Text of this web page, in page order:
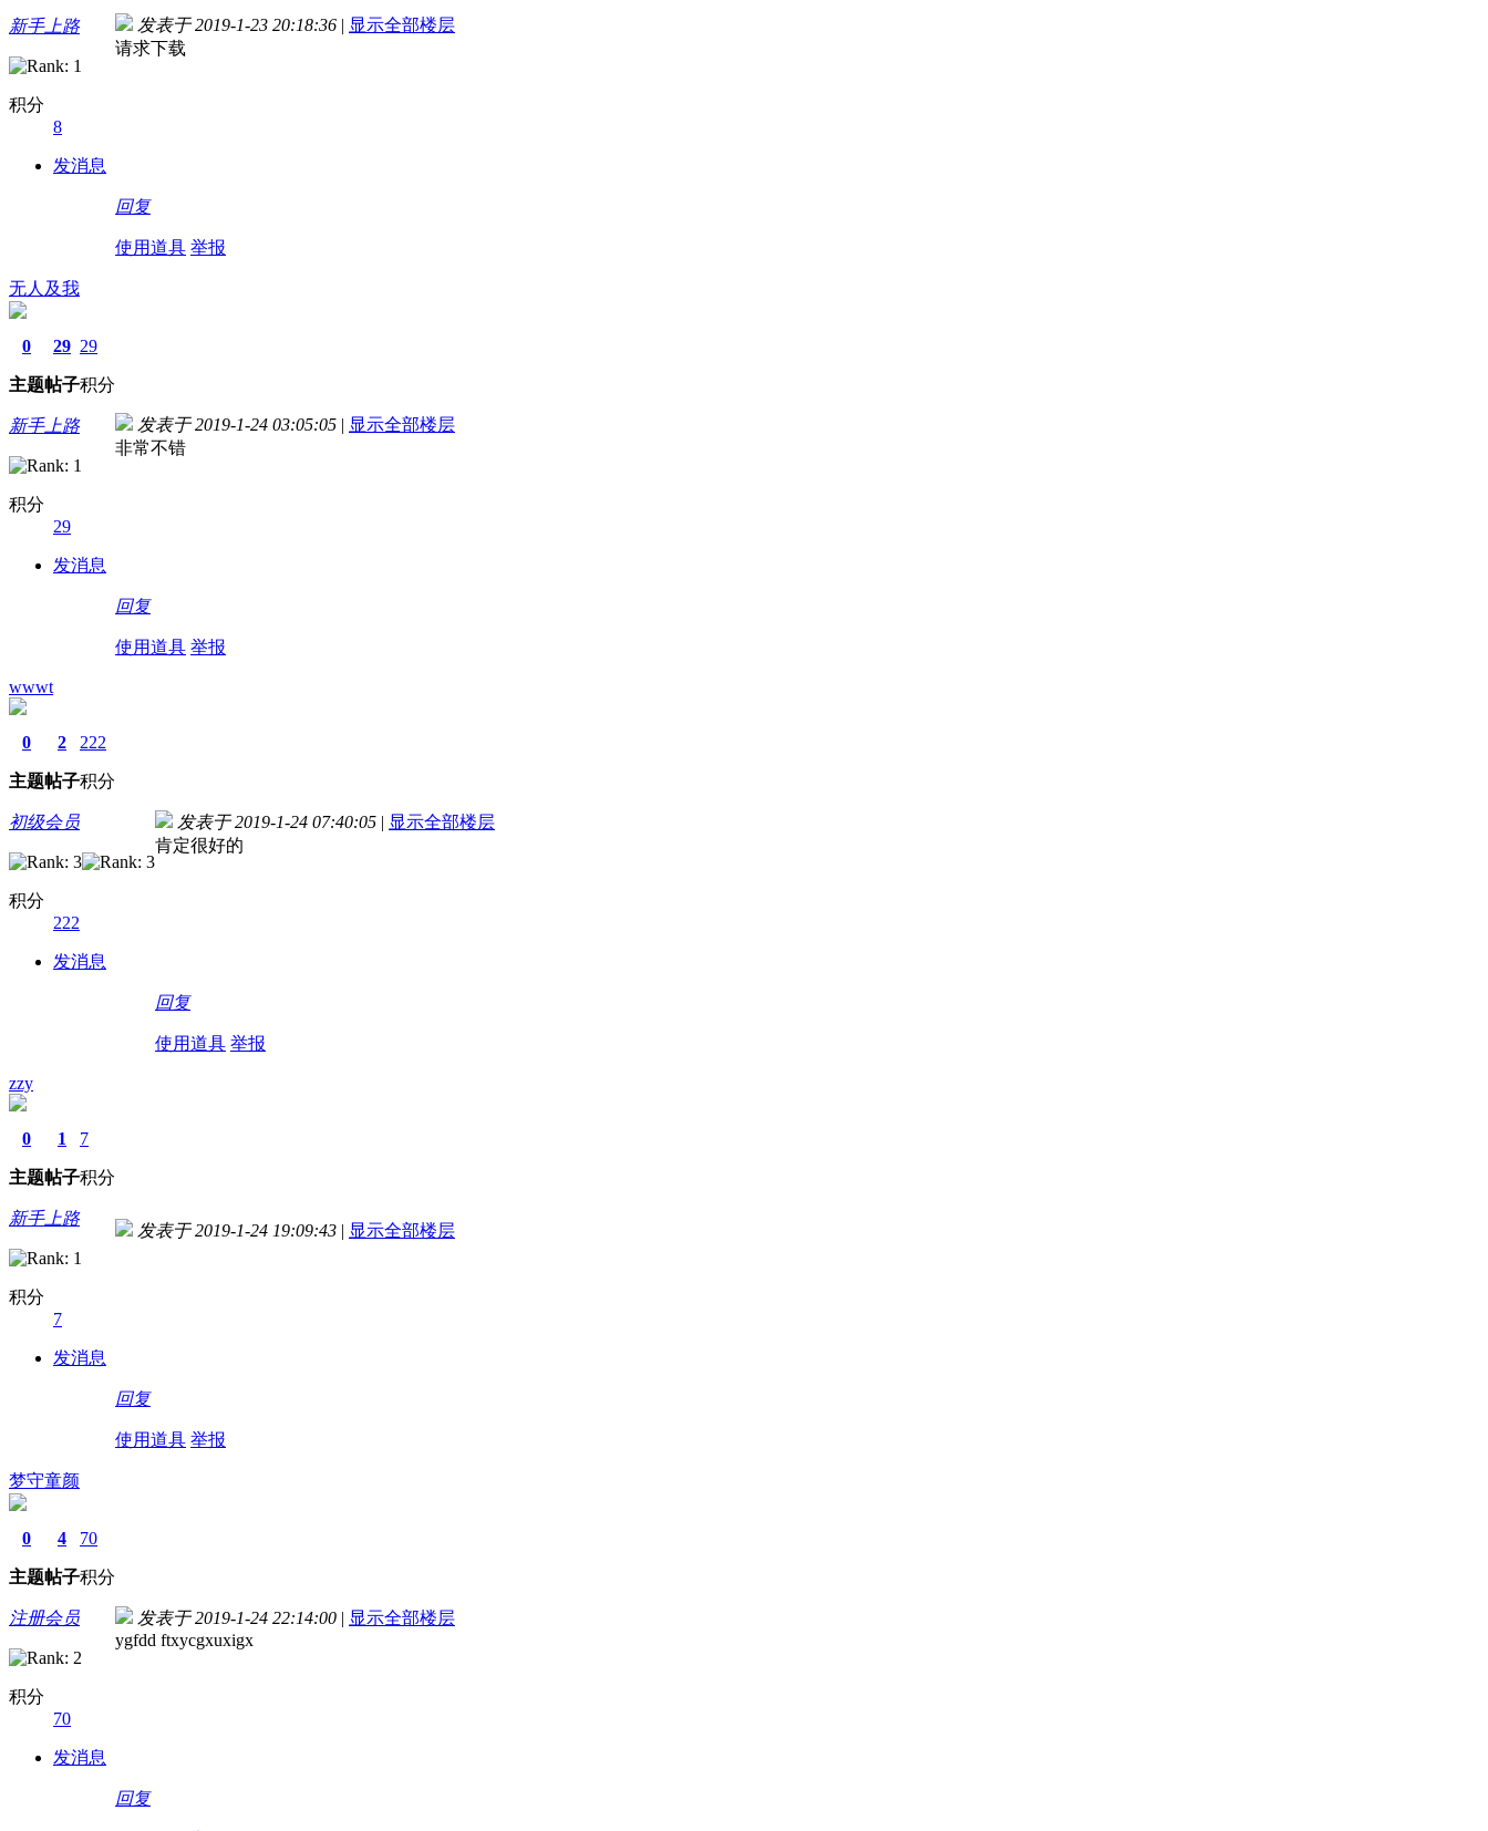
新手上路
积分
8
发消息
发表于 2019-1-23 20:18:36 | 显示全部楼层
请求下载
回复
使用道具 举报
无人及我
0
主题
29
帖子
29
积分
新手上路
积分
29
发消息
发表于 2019-1-24 03:05:05 | 显示全部楼层
非常不错
回复
使用道具 举报
wwwt
0
主题
2
帖子
222
积分
初级会员
积分
222
发消息
发表于 2019-1-24 07:40:05 | 显示全部楼层
肯定很好的
回复
使用道具 举报
zzy
0
主题
1
帖子
7
积分
新手上路
积分
7
发消息
发表于 2019-1-24 19:09:43 | 显示全部楼层
回复
使用道具 举报
梦守童颜
0
主题
4
帖子
70
积分
注册会员
积分
70
发消息
发表于 2019-1-24 22:14:00 | 显示全部楼层
ygfdd ftxycgxuxigx
回复